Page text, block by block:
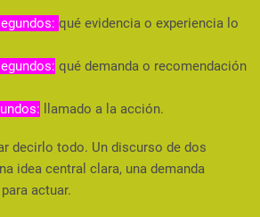
qué evidencia o experiencia lo
qué demanda o recomendación
llamado a la acción.
decirlo todo. Un discurso de dos
idea central clara, una demanda
actuar.